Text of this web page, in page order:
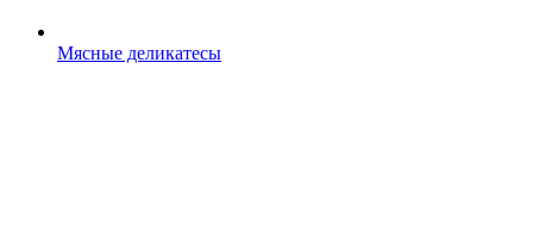
Мясные деликатесы